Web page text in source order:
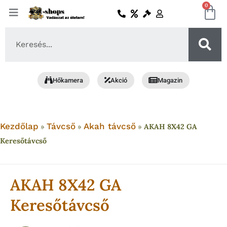
Skip
0
Hőkamera Akció Magazin
Kezdőlap » Távcső » Akah távcső » AKAH 8X42 GA
Keresőtávcső
AKAH 8X42 GA
Keresőtávcső